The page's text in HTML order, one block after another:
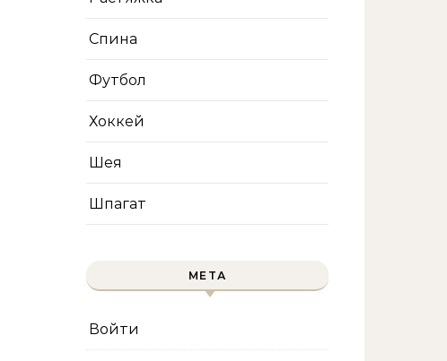
Спина
Футбол
Хоккей
Шея
Шпагат
МЕТА
Войти